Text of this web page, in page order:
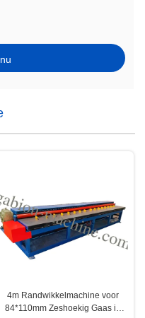
4m Randwikkelmachine voor
84*110mm Zeshoekig Gaas in